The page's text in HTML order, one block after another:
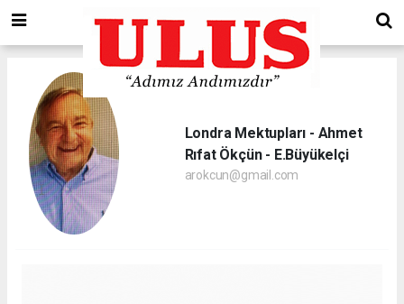
Londra Mektupları - Ahmet
Rıfat Ökçün - E.Büyükelçi
arokcun@gmail.com